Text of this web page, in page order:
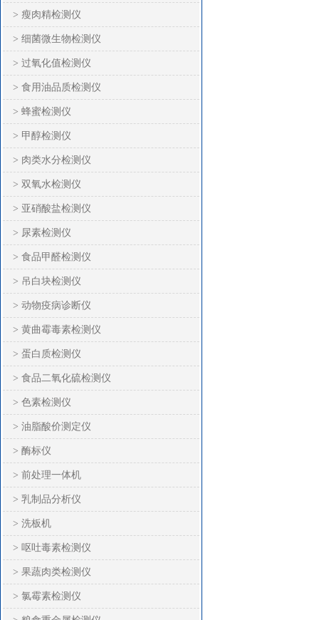
> 瘦肉精检测仪
> 细菌微生物检测仪
> 过氧化值检测仪
> 食用油品质检测仪
> 蜂蜜检测仪
> 甲醇检测仪
> 肉类水分检测仪
> 双氧水检测仪
> 亚硝酸盐检测仪
> 尿素检测仪
> 食品甲醛检测仪
> 吊白块检测仪
> 动物疫病诊断仪
> 黄曲霉毒素检测仪
> 蛋白质检测仪
> 食品二氧化硫检测仪
> 色素检测仪
> 油脂酸价测定仪
> 酶标仪
> 前处理一体机
> 乳制品分析仪
> 洗板机
> 呕吐毒素检测仪
> 果蔬肉类检测仪
> 氯霉素检测仪